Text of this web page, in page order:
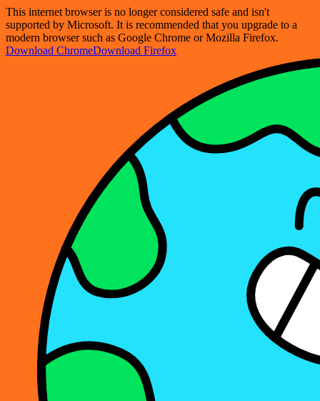
This internet browser is no longer considered safe and isn't
supported by Microsoft. It is recommended that you upgrade to a
modern browser such as Google Chrome or Mozilla Firefox.
Download ChromeDownload Firefox